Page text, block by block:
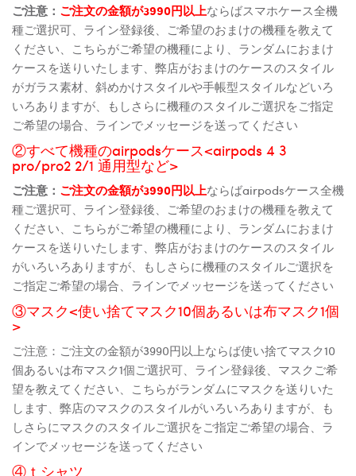
ご注意： ご注文の金額が3990円以上ならばスマホケース全機
種ご選択可、ライン登録後、ご希望のおまけの機種を教えて
ください、こちらがご希望の機種により、ランダムにおまけ
ケースを送りいたします、弊店がおまけのケースのスタイル
がガラス素材、斜めかけスタイルや手帳型スタイルなどいろ
いろありますが、もしさらに機種のスタイルご選択をご指定
ご希望の場合、ラインでメッセージを送ってください
②すべて機種のairpodsケース<airpods 4 3
pro/pro2 2/1 通用型など>
ご注意： ご注文の金額が3990円以上ならばairpodsケース全機
種ご選択可、ライン登録後、ご希望のおまけの機種を教えて
ください、こちらがご希望の機種により、ランダムにおまけ
ケースを送りいたします、弊店がおまけのケースのスタイル
がいろいろありますが、もしさらに機種のスタイルご選択を
ご指定ご希望の場合、ラインでメッセージを送ってください
③マスク<使い捨てマスク10個あるいは布マスク1個
>
ご注意：ご注文の金額が3990円以上ならば使い捨てマスク10
個あるいは布マスク1個ご選択可、ライン登録後、マスクご希
望を教えてください、こちらがランダムにマスクを送りいた
します、弊店のマスクのスタイルがいろいろありますが、も
しさらにマスクのスタイルご選択をご指定ご希望の場合、ラ
インでメッセージを送ってください
④ｔシャツ